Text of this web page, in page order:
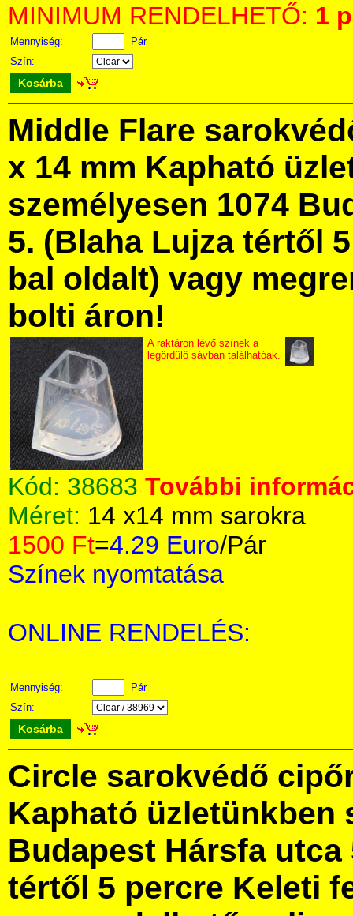
MINIMUM RENDELHETŐ: 1
Mennyiség:
Pár
Szín:
Kosárba
Middle Flare
x 14 mm Kapható
személyesen 1074
5. (Blaha Lujza tértől
bal oldalt) vagy
bolti áron!
A raktáron lévő színek a
legördülő sávban találhatóak.
Kód: 38683 További
Méret: 14 x14 mm sarokra
1500 Ft=4.29 Euro/Pár
Színek nyomtatása
ONLINE RENDELÉS:
Mennyiség:
Pár
Szín:
Kosárba
Circle sarokvédő
Kapható üzletünkben
Budapest Hársfa utca
tértől 5 percre Keleti